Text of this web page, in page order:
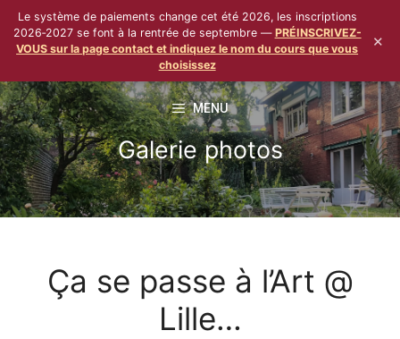
Aller
au
contenu
MENU
Galerie photos
Ça se passe à l’Art @
Lille…
×
Le système de paiements change cet été 2026, les inscriptions
2026‑2027 se font à la rentrée de septembre — PRÉINSCRIVEZ-
VOUS sur la page contact et indiquez le nom du cours que vous
choisissez